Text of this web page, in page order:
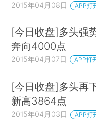
2015年04月08日 APP打
[今日收盘]多头强
奔向4000点
2015年04月07日 APP打
[今日收盘]多头再
新高3864点
2015年04月03日 APP打